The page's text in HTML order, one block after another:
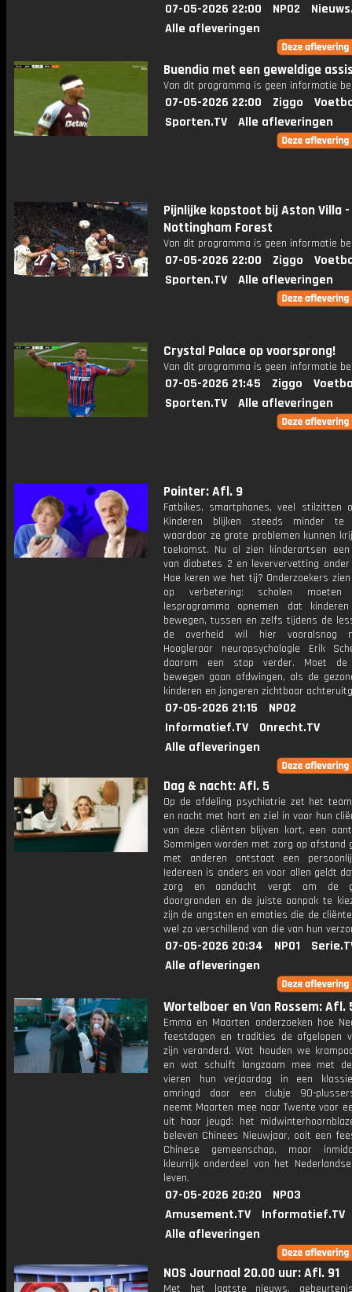
07-05-2026 22:00 NPO2
Alle afleveringen
Buendia met een geweldige
Van dit programma is geen informatie
07-05-2026 22:00 Ziggo
Sporten.TV
Alle afleveringen
Pijnlijke kopstoot bij Aston Villa -
Nottingham Forest
Van dit programma is geen informatie
07-05-2026 22:00 Ziggo
Sporten.TV
Alle afleveringen
Crystal Palace op voorsprong!
Van dit programma is geen informatie
07-05-2026 21:45 Ziggo
Sporten.TV
Alle afleveringen
Pointer: Afl. 9
Fatbikes, smartphones, veel stilzitten
Kinderen blijken steeds minder te
waardoor ze grote problemen kunnen
toekomst. Nu al zien kinderartsen
van diabetes 2 en leververvetting onder
Hoe keren we het tij? Onderzoekers
op verbetering: scholen
lesprogramma opnemen dat
bewegen, tussen en zelfs tijdens de
de overheid wil hier vooralsnog
Hoogleraar neuropsychologie Erik
daarom een stap verder. Moet de
bewegen gaan afdwingen, als de
kinderen en jongeren zichtbaar
07-05-2026 21:15
NPO2
Informatief.TV
Onrecht.TV
Alle afleveringen
Dag & nacht: Afl. 5
Op de afdeling psychiatrie zet het
en nacht met hart en ziel in voor hun
van deze cliënten blijven kort, een
Sommigen worden met zorg op afstand
met anderen ontstaat een
Iedereen is anders en voor allen geldt
zorg en aandacht vergt om de
doorgronden en de juiste aanpak te
zijn de angsten en emoties die de
wel zo verschillend van die van hun
07-05-2026 20:34 NPO1
Alle afleveringen
Wortelboer en Van Rossem: Afl.
Emma en Maarten onderzoeken hoe
feestdagen en tradities de afgelopen
zijn veranderd. Wat houden we
en wat schuift langzaam mee met
vieren hun verjaardag in een
omringd door een clubje 90-
neemt Maarten mee naar Twente voor
uit haar jeugd: het
beleven Chinees Nieuwjaar, ooit een
Chinese gemeenschap, maar
kleurrijk onderdeel van het
leven.
07-05-2026 20:20
NPO3
Amusement.TV
Informatief.TV
Alle afleveringen
NOS Journaal 20.00 uur: Afl. 91
Met het laatste nieuws,